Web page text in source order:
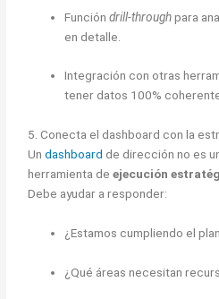
Funcióndrill-throughpara
en detalle.
Integración con otras
tener datos 100%
5. Conecta el dashboard con la
Undashboard de dirección no es
herramienta deejecución
Debe ayudar a responder:
¿Estamos cumpliendo el
¿Qué áreas necesitan